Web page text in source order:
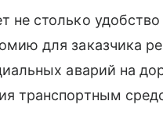
не столько
для заказчика
аварий на
транспортным